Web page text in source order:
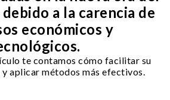
a la carencia de
económicos y
te contamos cómo facilitar su
aplicar métodos más efectivos.